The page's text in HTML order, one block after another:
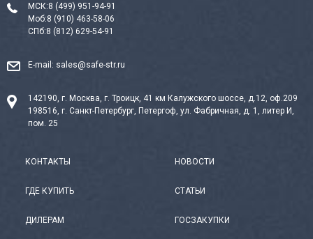
МСК:8 (499) 951-94-91
Моб:8 (910) 463-58-06
СПб:8 (812) 629-54-91
E-mail: sales@safe-str.ru
142190, г. Москва, г. Троицк, 41 км Калужского шоссе, д.12, оф.209
198516, г. Санкт-Петербург, Петергоф, ул. Фабричная, д. 1, литер И,
пом. 25
КОНТАКТЫ
ГДЕ КУПИТЬ
ДИЛЕРАМ
НОВОСТИ
СТАТЬИ
ГОСЗАКУПКИ